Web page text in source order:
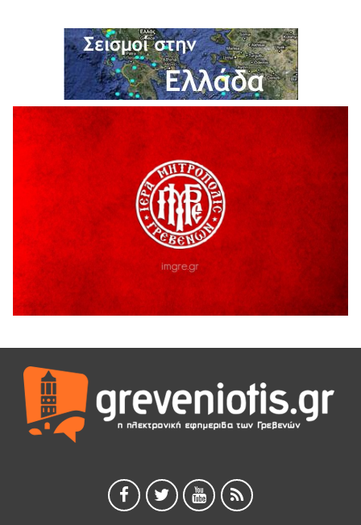
ΜΟΡΙΟΔΟΤΟΥΜΕΝΑ ΣΕΜΙΝΑΡΙΑ ΑΠΟ ΤΟ ΠΑΝΕΠΙΣΤΗΜΙΟ
5 Αυγούστου 2026
ΕΥΧΑΡΙΣΤΙΕΣ Φυσιολατρικού Συλλόγου Γρεβενών
4 Αυγούστου 2026
Έκτακτη χρηματοδότηση 400.000€ για επιπλέον εργασίες
στο Δημοτικό Στάδιο Γρεβενών «Μίλτος Τεντόγλου»
4 Αυγούστου 2026
Τελικά τι είναι πολιτισμός;
Ολοσχερής καταστροφή κατοικίας από πυρκαγιά στην
Καληράχη Γρεβενών
3 Αυγούστου 2026
ΚΑΤΑΓΡΑΦΗ ΤΕΚΜΗΡΙΩΣΗ ΚΑΙ ΨΗΦΙΟΠΟΙΗΣΗ ΤΩΝ
Κουρκούτ’ party το Σάββατο 8 Αυγούστου στην Καλλονή
3 Αυγούστου 2026
ΠΡΟΓΡΑΜΜΑ ΠΑΝΗΓΥΡΕΩΣ ΙΕΡΑΣ ΜΟΝΗΣ ΖΑΒΟΡΔΑΣ 2026